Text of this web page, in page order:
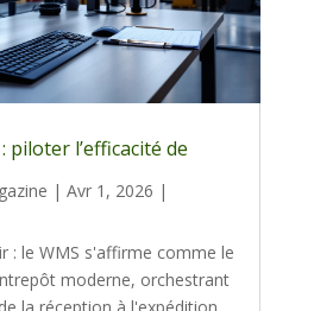
piloter l’efficacité de
| Avr 1, 2026 |
: le WMS s'affirme comme le
moderne, orchestrant